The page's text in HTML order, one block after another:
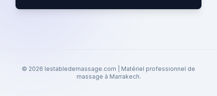
© 2026 lestabledemassage.com | Matériel professionnel de
massage à Marrakech.